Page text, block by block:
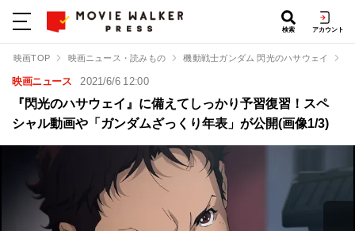
検索 アカウント
映画TOP 映画ニュース・読みもの 機動戦士ガンダム 閃光のハサウェイ
映画ニュース 2021/6/6 12:00
『閃光のハサウェイ』に備えてしっかり予習復習！スペ
シャル動画や「ガンダムざっくり年表」が公開(画像1/3)